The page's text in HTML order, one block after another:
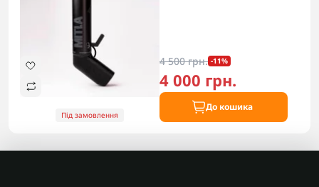
Під замовлення
4 500 грн. -11%
4 000 грн.
До кошика